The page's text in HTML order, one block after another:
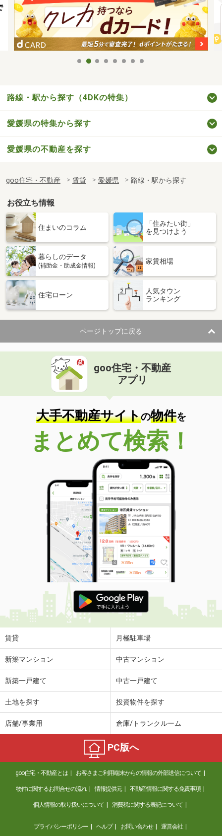
路線・駅から探す（4DKの特集）
愛媛県の特集から探す
愛媛県の不動産を探す
goo住宅・不動産 賃貸 愛媛県 路線・駅から探す
お役立ち情報
住まいのコラム
「住みたい街」
を見つけよう
暮らしのデータ
(補助金・助成金情報)
家賃相場
住宅ローン
人気タウン
ランキング
ページトップに戻る
goo住宅・不動産
アプリ
大手不動産サイトの物件を
まとめて検索！
賃貸 月極駐車場
新築マンション 中古マンション
新築一戸建て 中古一戸建て
土地を探す 投資物件を探す
店舗/事業用 倉庫/トランクルーム
PC版へ
goo住宅・不動産とは お客さまご利用端末からの情報の外部送信について
物件に関するお問合せの流れ 情報提供元 不動産情報に関する免責事項
個人情報の取り扱いについて 消費税に関する表記について
プライバシーポリシー ヘルプ お問い合わせ 運営会社